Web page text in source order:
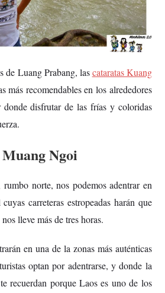
de Luang Prabang, lascataratas Kuang
más recomendables en los alrededores
disfrutar de las frías y coloridas
Ngoi
norte, nos podemos adentrar en
carreteras estropeadas harán que
lleve más de tres horas.
en una de la zonas más auténticas
optan por adentrarse, y donde la
recuerdan porque Laos es uno de los